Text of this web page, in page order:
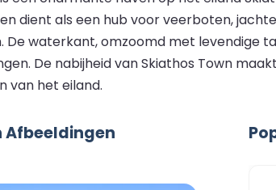
dient als een hub voor veerboten,
De waterkant, omzoomd met levendige
De nabijheid van Skiathos Town
van het eiland.
Afbeeldingen